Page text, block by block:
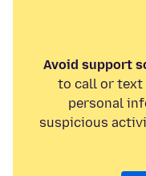
Avoid support
to call or text
personal
suspicious